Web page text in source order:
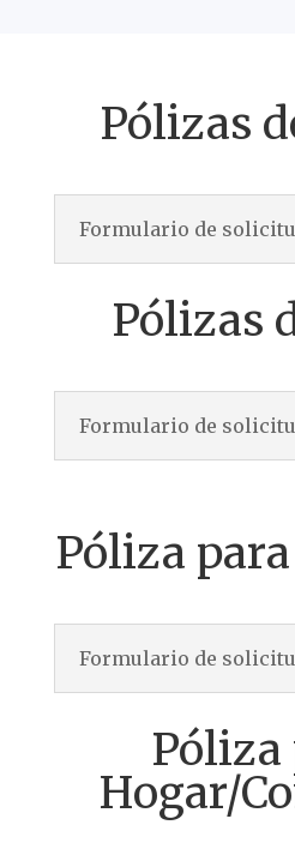
Pólizas
Formulario de
Pólizas
Formulario de
Póliza
Formulario de
Póliza
Hogar/